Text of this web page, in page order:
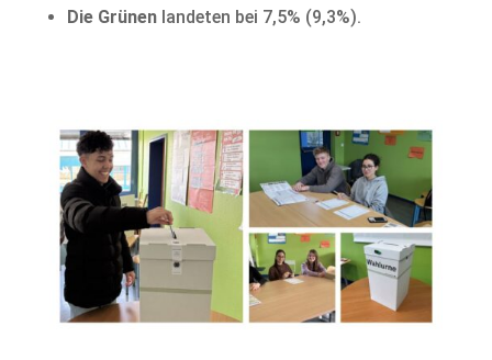
Die Grünenlandeten bei 7,5% (9,3%).